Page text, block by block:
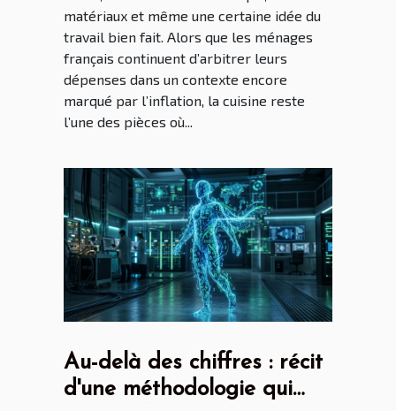
matériaux et même une certaine idée du
travail bien fait. Alors que les ménages
français continuent d’arbitrer leurs
dépenses dans un contexte encore
marqué par l’inflation, la cuisine reste
l’une des pièces où...
Au-delà des chiffres : récit
d'une méthodologie qui